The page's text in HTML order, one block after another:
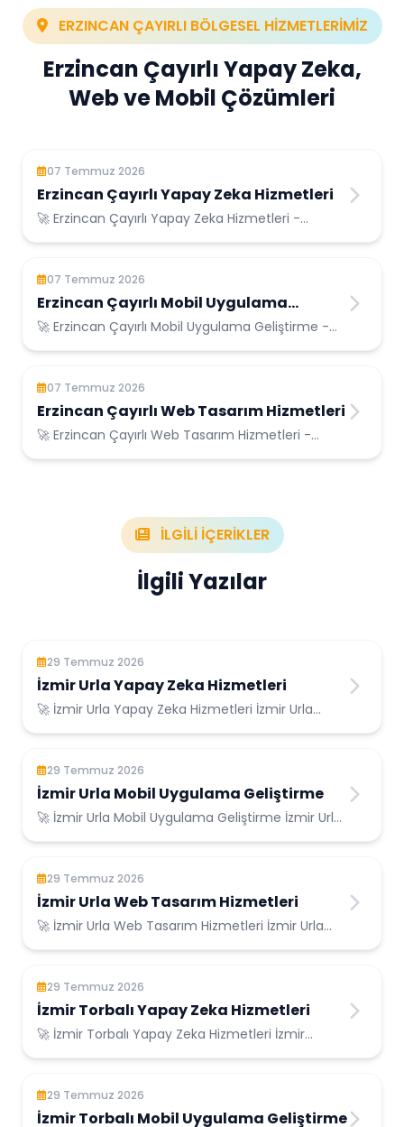
ERZINCAN ÇAYIRLI BÖLGESEL HİZMETLERİMİZ
Erzincan Çayırlı Yapay Zeka,
Web ve Mobil Çözümleri
07 Temmuz 2026
Erzincan Çayırlı Yapay Zeka Hizmetleri
🚀 Erzincan Çayırlı Yapay Zeka Hizmetleri -
07 Temmuz 2026
Erzincan Çayırlı Mobil Uygulama
Geliştirme
🚀 Erzincan Çayırlı Mobil Uygulama Geliştirme -
07 Temmuz 2026
Erzincan Çayırlı Web Tasarım Hizmetleri
🚀 Erzincan Çayırlı Web Tasarım Hizmetleri -
İLGİLİ İÇERİKLER
İlgili Yazılar
29 Temmuz 2026
İzmir Urla Yapay Zeka Hizmetleri
🚀 İzmir Urla Yapay Zeka Hizmetleri İzmir Urla
29 Temmuz 2026
İzmir Urla Mobil Uygulama Geliştirme
🚀 İzmir Urla Mobil Uygulama Geliştirme İzmir Urla
29 Temmuz 2026
İzmir Urla Web Tasarım Hizmetleri
🚀 İzmir Urla Web Tasarım Hizmetleri İzmir Urla
29 Temmuz 2026
İzmir Torbalı Yapay Zeka Hizmetleri
🚀 İzmir Torbalı Yapay Zeka Hizmetleri İzmir
29 Temmuz 2026
İzmir Torbalı Mobil Uygulama Geliştirme